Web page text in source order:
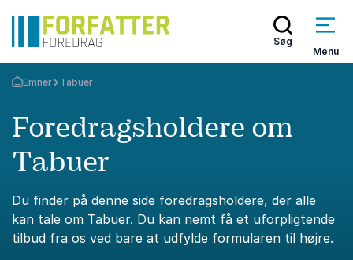
Søg
Menu
Tilbage til forsiden
Emner Tabuer
Foredragsholdere om
Tabuer
Du finder på denne side foredragsholdere, der alle
kan tale om Tabuer. Du kan nemt få et uforpligtende
tilbud fra os ved bare at udfylde formularen til højre.